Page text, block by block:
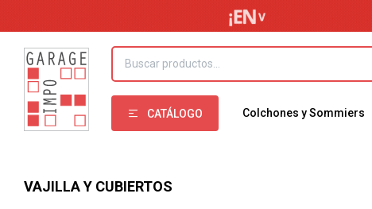
CATÁLOGO Colchones y Sommiers
VAJILLA Y CUBIERTOS